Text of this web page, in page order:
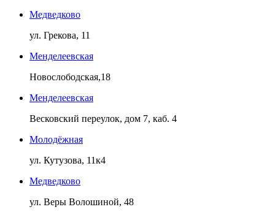
Медведково
ул. Грекова, 11
Менделеевская
Новослободская,18
Менделеевская
Весковский переулок, дом 7, каб. 4
Молодёжная
ул. Кутузова, 11к4
Медведково
ул. Веры Волошиной, 48